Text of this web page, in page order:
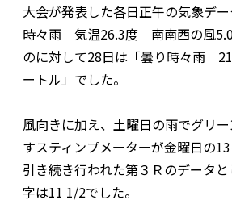
大会が発表した各日正午の気象デ
時々雨 気温26.3度 南南西の風
のに対して28日は「曇り時々雨
ートル」でした。
風向きに加え、土曜日の雨でグリ
すスティンプメーターが金曜日の
引き続き行われた第３Ｒのデータ
字は11 1/2でした。